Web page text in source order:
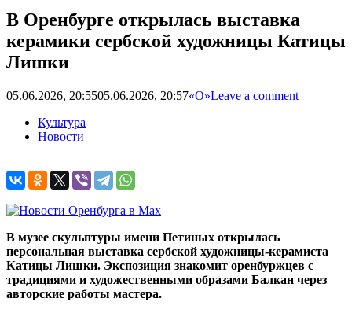
В Оренбурге открылась выставка
керамики сербской художницы Катицы
Лишки
05.06.2026, 20:5505.06.2026, 20:57«О»Leave a comment
Культура
Новости
В музее скульптуры имени Петиных открылась
персональная выставка сербской художницы-керамиста
Катицы Лишки. Экспозиция знакомит оренбуржцев с
традициями и художественными образами Балкан через
авторские работы мастера.